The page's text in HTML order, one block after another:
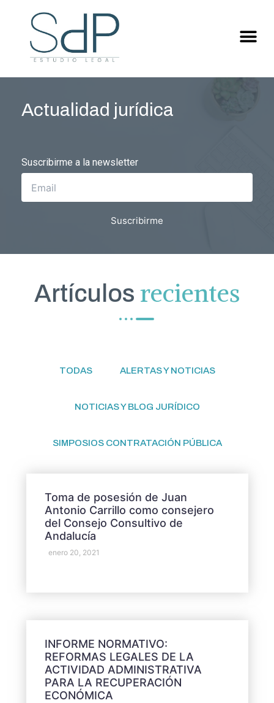
Actualidad jurídica
Suscribirme a la newsletter
Suscribirme
Artículos recientes
TODAS ALERTAS Y NOTICIAS
NOTICIAS Y BLOG JURÍDICO
SIMPOSIOS CONTRATACIÓN PÚBLICA
Toma de posesión de Juan
Antonio Carrillo como consejero
del Consejo Consultivo de
Andalucía
enero 20, 2021
INFORME NORMATIVO:
REFORMAS LEGALES DE LA
ACTIVIDAD ADMINISTRATIVA
PARA LA RECUPERACIÓN
ECONÓMICA